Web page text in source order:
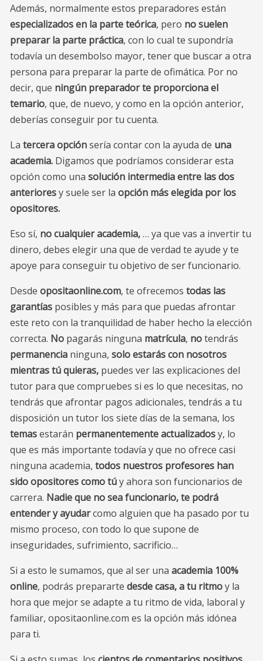
Además, normalmente estos preparadores están
especializados en la parte teórica, pero no suelen
preparar la parte práctica, con lo cual te supondría
todavía un desembolso mayor, tener que buscar a otra
persona para preparar la parte de ofimática. Por no
decir, que ningún preparador te proporciona el
temario, que, de nuevo, y como en la opción anterior,
deberías conseguir por tu cuenta.
La tercera opciónsería contar con la ayuda de una
academia.Digamos que podríamos considerar esta
opción como una solución intermedia entre las dos
anterioresy suele ser la opción más elegida por los
opositores.
Eso sí, no cualquier academia,… ya que vas a invertir tu
dinero, debes elegir una que de verdad te ayude y te
apoye para conseguir tu objetivo de ser funcionario.
Desde opositaonline.com, te ofrecemos todas las
garantíasposibles y más para que puedas afrontar
este reto con la tranquilidad de haber hecho la elección
correcta. Nopagarás ninguna matrícula, notendrás
permanencianinguna, solo estarás con nosotros
mientras tú quieras,puedes ver las explicaciones del
tutor para que compruebes si es lo que necesitas, no
tendrás que afrontar pagos adicionales, tendrás a tu
disposición un tutor los siete días de la semana, los
temasestarán permanentemente actualizadosy, lo
que es más importante todavía y que no ofrece casi
ninguna academia, todos nuestros profesores han
sido opositores como túy ahora son funcionarios de
carrera. Nadie que no sea funcionario, te podrá
entender y ayudarcomo alguien que ha pasado por tu
mismo proceso, con todo lo que supone de
inseguridades, sufrimiento, sacrificio…
Si a esto le sumamos, que al ser una academia 100%
online, podrás prepararte desde casa, a tu ritmoy la
hora que mejor se adapte a tu ritmo de vida, laboral y
familiar, opositaonline.com es la opción más idónea
para ti.